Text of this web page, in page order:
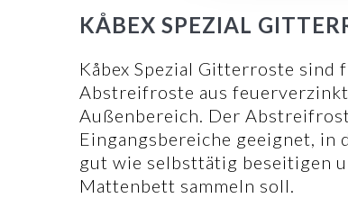
KÅBEX SPEZIAL
Kåbex Spezial Gitterroste sind
Abstreifroste aus
Außenbereich. Der
Eingangsbereiche geeignet, in
gut wie selbsttätig beseitigen
Mattenbett sammeln soll.